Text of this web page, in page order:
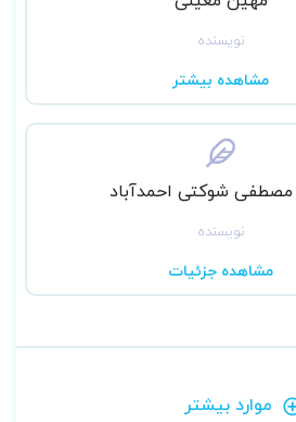
نویسنده
مشاهده بیشتر
مصطفی شوکتی احمدآباد
نویسنده
مشاهده جزئیات
موارد بیشتر